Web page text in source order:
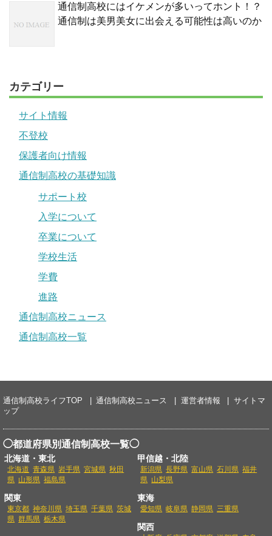
通信制高校にはイケメンが多いってホント！？
通信制は美男美女に出会える可能性は高いのか
カテゴリー
サイト情報
不登校
保護者向け情報
通信制高校の基礎知識
サポート校
入学について
卒業について
学校生活
学費
進路
通信制高校ニュース
通信制高校一覧
通信制高校ライフTOP 通信制高校ニュース 運営者情報
サイトマ
ップ
◯都道府県別通信制高校一覧◯
北海道・東北
北海道 青森県 岩手県 宮城県 秋田
県 山形県 福島県
甲信越・北陸
新潟県 長野県 富山県 石川県 福井
県 山梨県
関東
東京都 神奈川県 埼玉県 千葉県 茨城
県 群馬県 栃木県
東海
愛知県 岐阜県 静岡県 三重県
関西